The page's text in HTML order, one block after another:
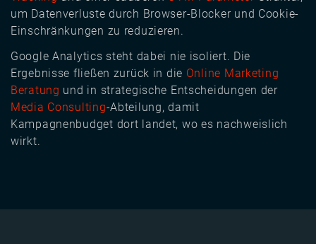
um Datenverluste durch Browser-Blocker und Cookie-
Einschränkungen zu reduzieren.
Google Analytics steht dabei nie isoliert. Die
Ergebnisse fließen zurück in die Online Marketing
Beratung und in strategische Entscheidungen der
Media Consulting-Abteilung, damit
Kampagnenbudget dort landet, wo es nachweislich
wirkt.